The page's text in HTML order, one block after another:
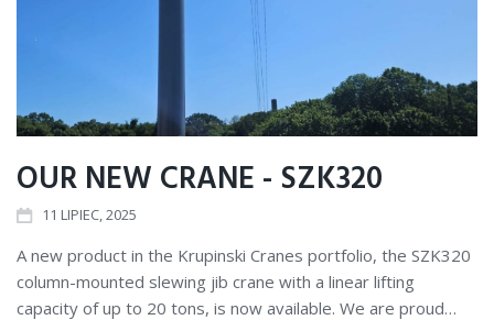
OUR NEW CRANE - SZK320
11 LIPIEC, 2025
A new product in the Krupinski Cranes portfolio, the SZK320
column-mounted slewing jib crane with a linear lifting
capacity of up to 20 tons, is now available. We are proud…